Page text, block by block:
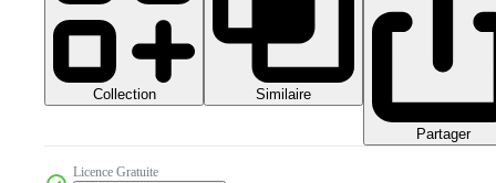
Collection Similaire
Partager
Licence Gratuite